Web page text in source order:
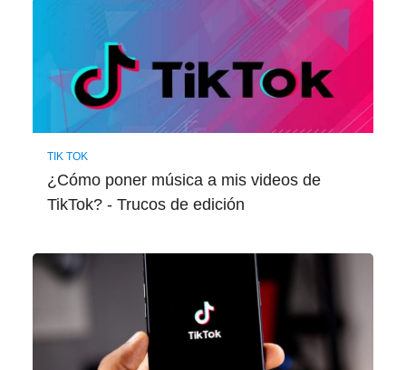
TIK TOK
¿Cómo poner música a mis videos de
TikTok? - Trucos de edición